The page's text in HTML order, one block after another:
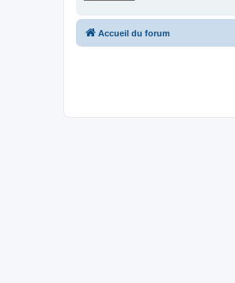
Accueil du forum